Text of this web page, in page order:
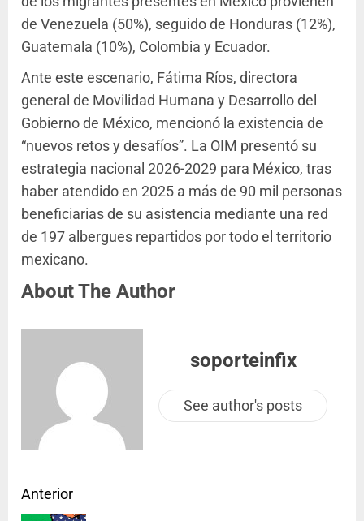
de Venezuela (50%), seguido de Honduras (12%),
Guatemala (10%), Colombia y Ecuador.
Ante este escenario, Fátima Ríos, directora
general de Movilidad Humana y Desarrollo del
Gobierno de México, mencionó la existencia de
“nuevos retos y desafíos”. La OIM presentó su
estrategia nacional 2026-2029 para México, tras
haber atendido en 2025 a más de 90 mil personas
beneficiarias de su asistencia mediante una red
de 197 albergues repartidos por todo el territorio
mexicano.
About The Author
soporteinfix
See author's posts
Anterior